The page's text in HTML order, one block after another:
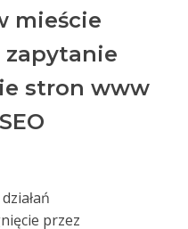
mieście
zapytanie
stron www
przez